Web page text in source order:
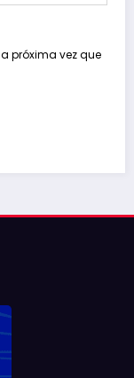
próxima vez que